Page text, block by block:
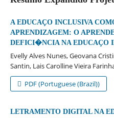
A EDUCAÇO INCLUSIVA
APRENDIZAGEM: O
DEFICI�NCIA NA EDUCAÇO
Evelly Alves Nunes, Geovana
Santin, Lais Carolline Vieira
PDF (Portuguese (Brazil))
LETRAMENTO DIGITAL NA